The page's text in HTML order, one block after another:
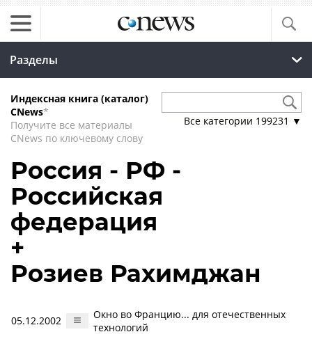
Разделы
Индексная книга (каталог)
CNews*
Получите все материалы
CNews по ключевому слову
Все категории 199231 ▼
Россия - РФ -
Российская
федерация
+
Розиев Рахимджан
05.12.2002
Окно во Францию... для отечественных
технологий